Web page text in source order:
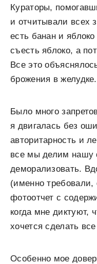
Кураторы,
и отчитывали всех
есть банан и
съесть яблоко, а
Все это
брожения в желудке.
Было много
я двигалась без
авторитарность и
все мы делим нашу
деморализовать.
(именно требовали,
фотоотчет с
когда мне диктуют,
хочется сделать
Особенно мое